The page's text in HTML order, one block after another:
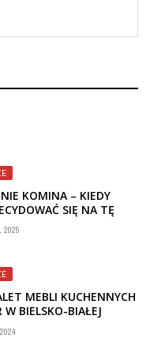
KOMINA – KIEDY
SIĘ NA TĘ
2025
MEBLI KUCHENNYCH
W BIELSKO-BIAŁEJ